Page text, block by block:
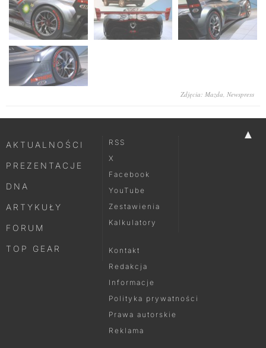
Zdjęcia: Mazda, Newspress
▲
AKTUALNOŚCI
PREZENTACJE
DNA
ARTYKUŁY
FORUM
TOP GEAR
RSS
X
Facebook
YouTube
Zestawienia
Kalkulatory
Kontakt
Redakcja
Informacje
Polityka prywatności
Prawa autorskie
Reklama